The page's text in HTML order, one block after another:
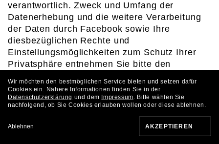
verantwortlich. Zweck und Umfang der
Datenerhebung und die weitere Verarbeitung
der Daten durch Facebook sowie Ihre
diesbezüglichen Rechte und
Einstellungsmöglichkeiten zum Schutz Ihrer
Privatsphäre entnehmen Sie bitte den
e-de.facebook.com/policy.php
Auf unserer Webseite finden Sie auch das
Wir möchten den bestmöglichen Service bieten und setzen dafür
Cookies ein. Nähere Informationen finden Sie in der
Datenschutzerklärung und dem Impressum. Bitte wählen Sie
nachfolgend, ob Sie Cookies erlauben wollen oder diese ablehnen.
Ablehnen AKZEPTIEREN